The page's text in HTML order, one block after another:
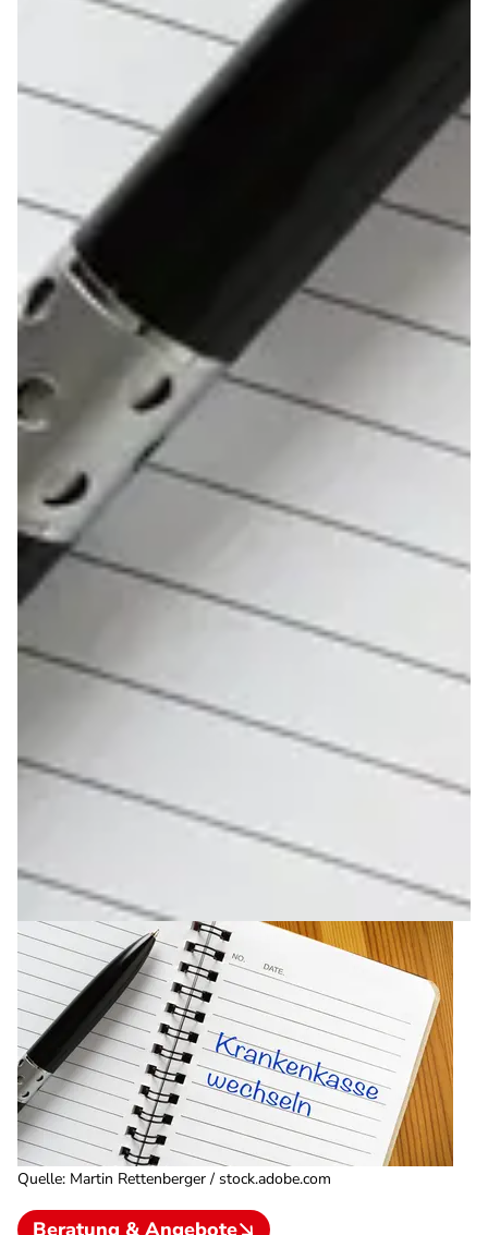
Quelle: Martin Rettenberger / stock.adobe.com
Beratung & Angebote